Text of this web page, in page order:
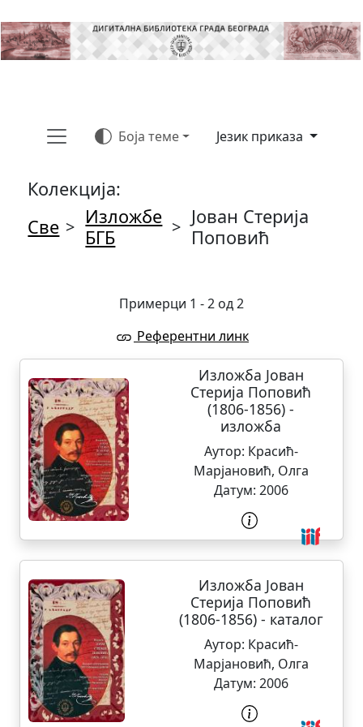
Боја теме Језик приказа
Колекција:
Све > Изложбе
БГБ
> Јован Стерија
Поповић
Примерци 1 - 2 од 2
Референтни линк
Изложба Јован
Стерија Поповић
(1806-1856) -
изложба
Аутор: Красић-
Марјановић, Олга
Датум: 2006
Изложба Јован
Стерија Поповић
(1806-1856) - каталог
Аутор: Красић-
Марјановић, Олга
Датум: 2006